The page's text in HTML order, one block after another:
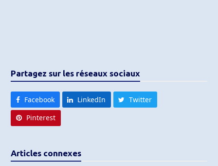
Partagez sur les réseaux sociaux
Facebook LinkedIn
Twitter
Pinterest
Articles connexes